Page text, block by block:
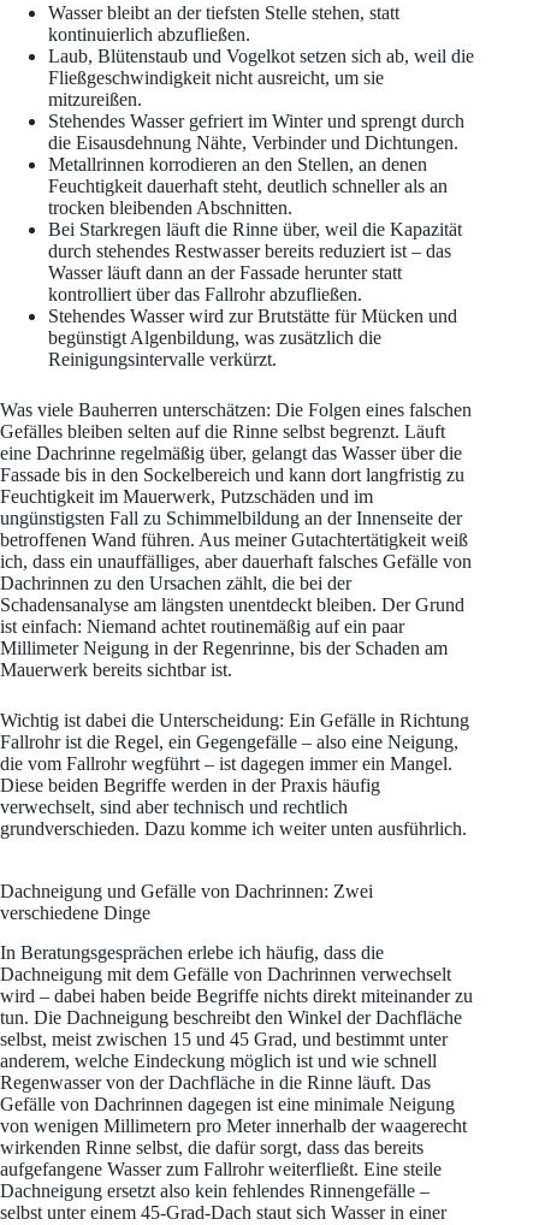
Wasser bleibt an der tiefsten Stelle stehen, statt
kontinuierlich abzufließen.
Laub, Blütenstaub und Vogelkot setzen sich ab, weil die
Fließgeschwindigkeit nicht ausreicht, um sie
mitzureißen.
Stehendes Wasser gefriert im Winter und sprengt durch
die Eisausdehnung Nähte, Verbinder und Dichtungen.
Metallrinnen korrodieren an den Stellen, an denen
Feuchtigkeit dauerhaft steht, deutlich schneller als an
trocken bleibenden Abschnitten.
Bei Starkregen läuft die Rinne über, weil die Kapazität
durch stehendes Restwasser bereits reduziert ist – das
Wasser läuft dann an der Fassade herunter statt
kontrolliert über das Fallrohr abzufließen.
Stehendes Wasser wird zur Brutstätte für Mücken und
begünstigt Algenbildung, was zusätzlich die
Reinigungsintervalle verkürzt.
Was viele Bauherren unterschätzen: Die Folgen eines falschen
Gefälles bleiben selten auf die Rinne selbst begrenzt. Läuft
eine Dachrinne regelmäßig über, gelangt das Wasser über die
Fassade bis in den Sockelbereich und kann dort langfristig zu
Feuchtigkeit im Mauerwerk, Putzschäden und im
ungünstigsten Fall zu Schimmelbildung an der Innenseite der
betroffenen Wand führen. Aus meiner Gutachtertätigkeit weiß
ich, dass ein unauffälliges, aber dauerhaft falsches Gefälle von
Dachrinnen zu den Ursachen zählt, die bei der
Schadensanalyse am längsten unentdeckt bleiben. Der Grund
ist einfach: Niemand achtet routinemäßig auf ein paar
Millimeter Neigung in der Regenrinne, bis der Schaden am
Mauerwerk bereits sichtbar ist.
Wichtig ist dabei die Unterscheidung: Ein Gefälle in Richtung
Fallrohr ist die Regel, ein Gegengefälle – also eine Neigung,
die vom Fallrohr wegführt – ist dagegen immer ein Mangel.
Diese beiden Begriffe werden in der Praxis häufig
verwechselt, sind aber technisch und rechtlich
grundverschieden. Dazu komme ich weiter unten ausführlich.
Dachneigung und Gefälle von Dachrinnen: Zwei
verschiedene Dinge
In Beratungsgesprächen erlebe ich häufig, dass die
Dachneigung mit dem Gefälle von Dachrinnen verwechselt
wird – dabei haben beide Begriffe nichts direkt miteinander zu
tun. Die Dachneigung beschreibt den Winkel der Dachfläche
selbst, meist zwischen 15 und 45 Grad, und bestimmt unter
anderem, welche Eindeckung möglich ist und wie schnell
Regenwasser von der Dachfläche in die Rinne läuft. Das
Gefälle von Dachrinnen dagegen ist eine minimale Neigung
von wenigen Millimetern pro Meter innerhalb der waagerecht
wirkenden Rinne selbst, die dafür sorgt, dass das bereits
aufgefangene Wasser zum Fallrohr weiterfließt. Eine steile
Dachneigung ersetzt also kein fehlendes Rinnengefälle –
selbst unter einem 45-Grad-Dach staut sich Wasser in einer